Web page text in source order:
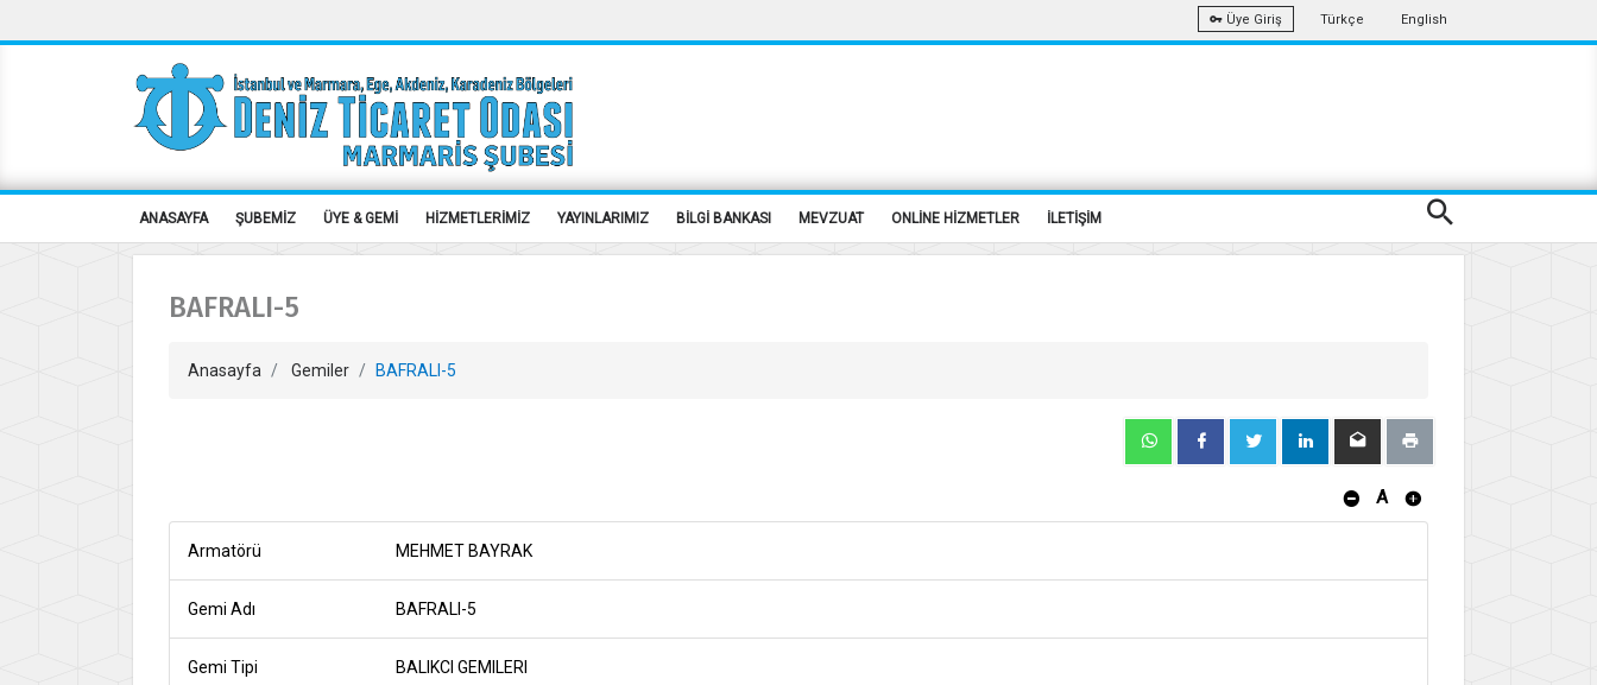
Üye Giriş Türkçe English
ANASAYFA ŞUBEMİZ ÜYE & GEMİ HİZMETLERİMİZ YAYINLARIMIZ BİLGİ BANKASI MEVZUAT ONLİNE HİZMETLER İLETİŞİM
BAFRALI-5
Anasayfa Gemiler BAFRALI-5
A
Armatörü MEHMET BAYRAK
Gemi Adı BAFRALI-5
Gemi Tipi BALIKCI GEMILERI